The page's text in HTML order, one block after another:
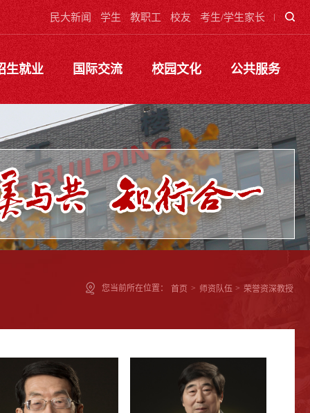
民大新闻 学生 教职工 校友 考生/学生家长
生就业 国际交流 校园文化 公共服务
您当前所在位置： 首页 > 师资队伍 > 荣誉资深教授